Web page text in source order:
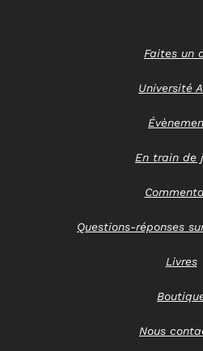
Faites un
Université
En train de
Questions-réponses
Livres
Nous